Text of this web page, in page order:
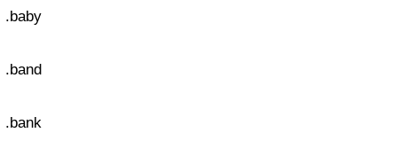
.baby
.band
.bank